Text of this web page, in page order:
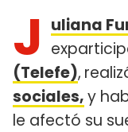
J uliana
(Telefe),
sociales,y
le afectó su